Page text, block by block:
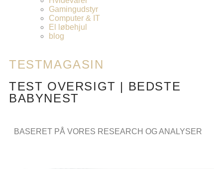
Gamingudstyr
Computer & IT
El løbehjul
blog
TESTMAGASIN
TEST OVERSIGT | BEDSTE
BABYNEST
BASERET PÅ VORES RESEARCH OG ANALYSER